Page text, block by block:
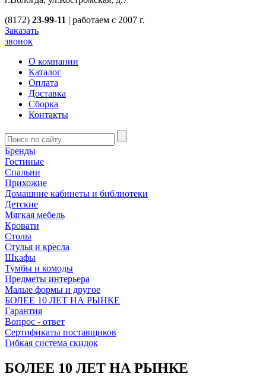
(8172) 23-99-11 | работаем с 2007 г.
Заказать
звонок
О компании
Каталог
Оплата
Доставка
Сборка
Контакты
Бренды
Гостиные
Спальни
Прихожие
Домашние кабинеты и библиотеки
Детские
Мягкая мебель
Кровати
Столы
Стулья и кресла
Шкафы
Тумбы и комоды
Предметы интерьера
Малые формы и другое
БОЛЕЕ 10 ЛЕТ НА РЫНКЕ
Гарантия
Вопрос - ответ
Сертификаты поставщиков
Гибкая система скидок
БОЛЕЕ 10 ЛЕТ НА РЫНКЕ